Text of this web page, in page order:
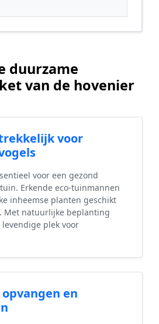
duurzame
van de hovenier
voor
voor een gezond
Erkende eco-tuinmannen
inheemse planten geschikt
Met natuurlijke beplanting
plek voor
en